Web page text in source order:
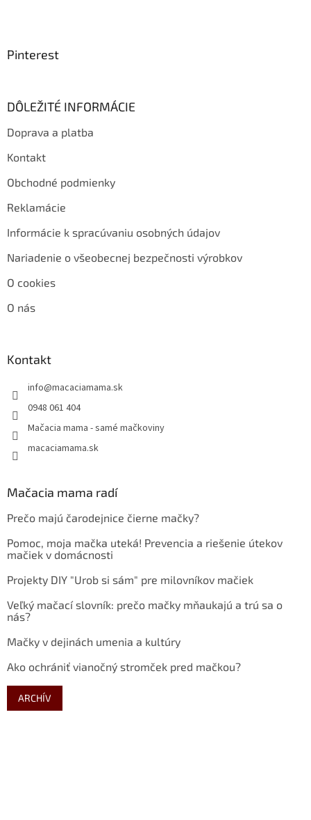
Pinterest
DÔLEŽITÉ INFORMÁCIE
Doprava a platba
Kontakt
Obchodné podmienky
Reklamácie
Informácie k spracúvaniu osobných údajov
Nariadenie o všeobecnej bezpečnosti výrobkov
O cookies
O nás
Kontakt
info@macaciamama.sk
0948 061 404
Mačacia mama - samé mačkoviny
macaciamama.sk
Mačacia mama radí
Prečo majú čarodejnice čierne mačky?
Pomoc, moja mačka uteká! Prevencia a riešenie útekov
mačiek v domácnosti
Projekty DIY "Urob si sám" pre milovníkov mačiek
Veľký mačací slovník: prečo mačky mňaukajú a trú sa o
nás?
Mačky v dejinách umenia a kultúry
Ako ochrániť vianočný stromček pred mačkou?
ARCHÍV